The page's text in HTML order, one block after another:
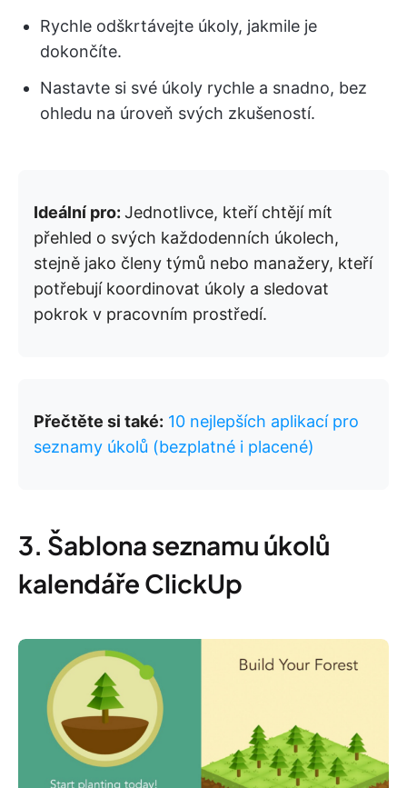
Rychle odškrtávejte úkoly, jakmile je
dokončíte.
Nastavte si své úkoly rychle a snadno, bez
ohledu na úroveň svých zkušeností.
Ideální pro: Jednotlivce, kteří chtějí mít
přehled o svých každodenních úkolech,
stejně jako členy týmů nebo manažery, kteří
potřebují koordinovat úkoly a sledovat
pokrok v pracovním prostředí.
Přečtěte si také: 10 nejlepších aplikací pro
seznamy úkolů (bezplatné i placené)
3. Šablona seznamu úkolů
kalendáře ClickUp